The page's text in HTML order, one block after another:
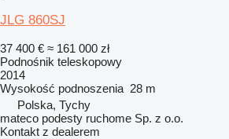
JLG 860SJ
37 400 € ≈ 161 000 zł
Podnośnik teleskopowy
2014
Wysokość podnoszenia 28 m
Polska, Tychy
mateco podesty ruchome Sp. z o.o.
Kontakt z dealerem